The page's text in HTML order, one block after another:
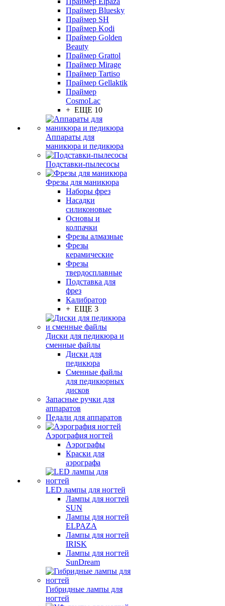
Праймер Bluesky
Праймер SH
Праймер Kodi
Праймер Golden
Beauty
Праймер Grattol
Праймер Mirage
Праймер Tartiso
Праймер Gellaktik
Праймер
CosmoLac
+ ЕЩЕ 10
Аппараты для
маникюра и педикюра
Подставки-пылесосы
Фрезы для маникюра
Наборы фрез
Насадки
силиконовые
Основы и
колпачки
Фрезы алмазные
Фрезы
керамические
Фрезы
твердосплавные
Подставка для
фрез
Калибратор
+ ЕЩЕ 3
Диски для педикюра и
сменные файлы
Диски для
педикюра
Сменные файлы
для педикюрных
дисков
Запасные ручки для
аппаратов
Педали для аппаратов
Аэрография ногтей
Аэрографы
Краски для
аэрографа
LED лампы для ногтей
Лампы для ногтей
SUN
Лампы для ногтей
ELPAZA
Лампы для ногтей
IRISK
Лампы для ногтей
SunDream
Гибридные лампы для
ногтей